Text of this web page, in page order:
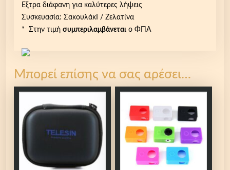
Εξτρα διάφανη για καλύτερες λήψεις
Συσκευασία: ΣακουλάκΙ / Ζελατίνα
* Στην τιμή συμπεριλαμβάνεται ο ΦΠΑ
Μπορεί επίσης να σας αρέσει…